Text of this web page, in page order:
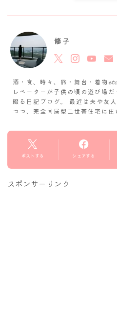
修子
酒・食、時々、旅・舞台・着物
レベーターが子供の頃の遊び場
綴る日記ブログ。 最近は夫や友
つつ、完全同居型二世帯住宅に住
ポストする シェアする
スポンサーリンク